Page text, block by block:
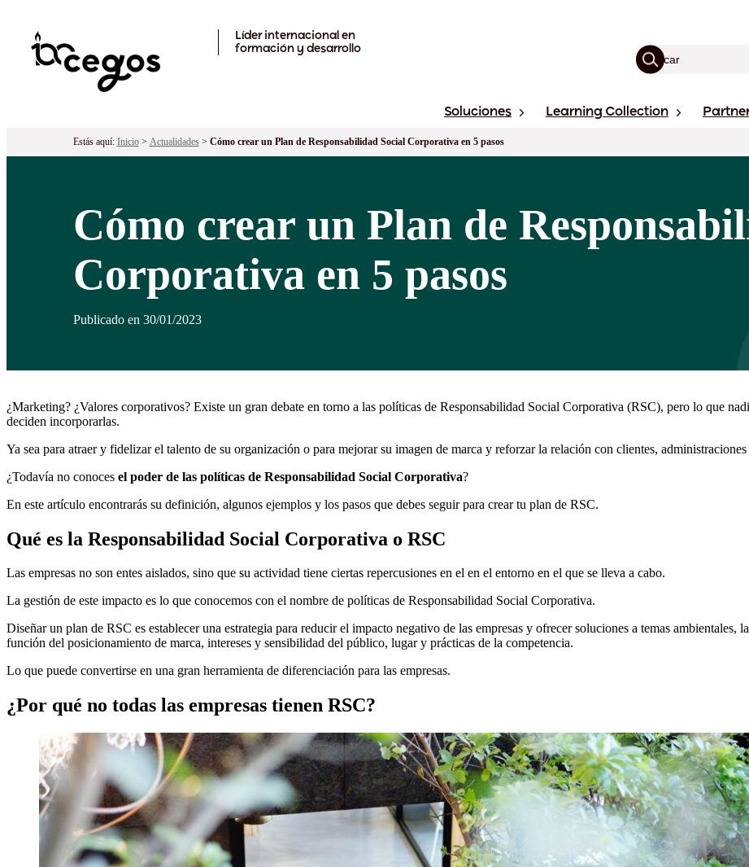
Líder internacional en
formación y desarrollo
Soluciones Learning Collection
Estás aquí: Inicio> Actualidades> Cómo crear un Plan de Responsabilidad Social Corporativa en 5 pasos
Cómo crear un Plan de
Corporativa en 5 pasos
Publicado en 30/01/2023
¿Marketing? ¿Valores corporativos? Existe un gran debate en torno a las políticas de Responsabilidad Social Corporativa (RSC), pero lo que
deciden incorporarlas.
Ya sea para atraer y fidelizar el talento de su organización o para mejorar su imagen de marca y reforzar la relación con clientes,
¿Todavía no conoces el poder de las políticas de Responsabilidad Social Corporativa?
En este artículo encontrarás su definición, algunos ejemplos y los pasos que debes seguir para crear tu plan de RSC.
Qué es la Responsabilidad Social Corporativa o RSC
Las empresas no son entes aislados, sino que su actividad tiene ciertas repercusiones en el en el entorno en el que se lleva a cabo.
La gestión de este impacto es lo que conocemos con el nombre de políticas de Responsabilidad Social Corporativa.
Diseñar un plan de RSC es establecer una estrategia para reducir el impacto negativo de las empresas y ofrecer soluciones a temas
función del posicionamiento de marca, intereses y sensibilidad del público, lugar y prácticas de la competencia.
Lo que puede convertirse en una gran herramienta de diferenciación para las empresas.
¿Por qué no todas las empresas tienen RSC?